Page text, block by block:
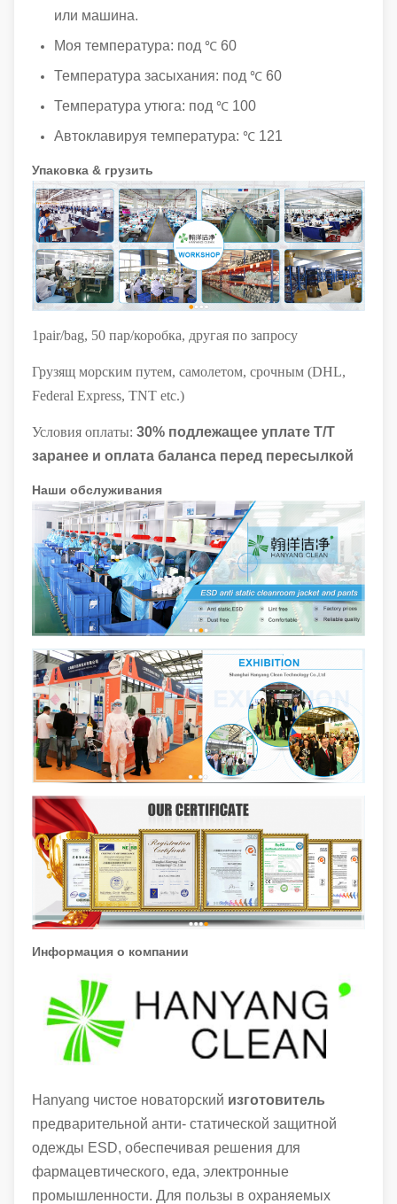
или машина.
Моя температура: под ℃ 60
Температура засыхания: под ℃ 60
Температура утюга: под ℃ 100
Автоклавируя температура: ℃ 121
Упаковка & грузить
1pair/bag, 50 пар/коробка, другая по запросу
Грузящ морским путем, самолетом, срочным (DHL,
Federal Express, TNT etc.)
Условия оплаты: 30% подлежащее уплате T/T
заранее и оплата баланса перед пересылкой
Наши обслуживания
Информация о компании
Hanyang чистое новаторский изготовитель
предварительной анти- статической защитной
одежды ESD, обеспечивая решения для
фармацевтического, еда, электронные
промышленности. Для пользы в охраняемых